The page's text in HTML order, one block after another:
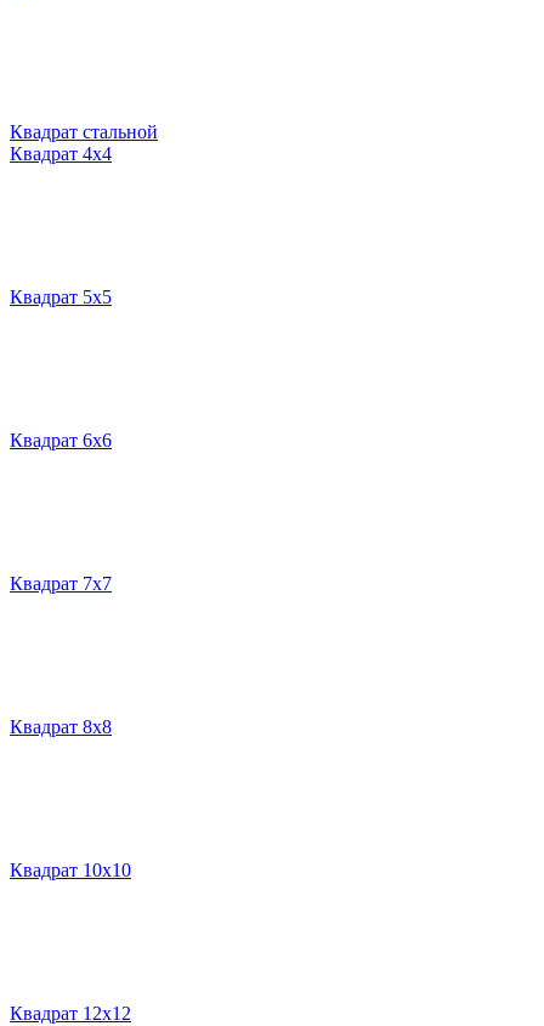
Квадрат стальной
Квадрат 4х4
Квадрат 5х5
Квадрат 6х6
Квадрат 7х7
Квадрат 8х8
Квадрат 10х10
Квадрат 12х12